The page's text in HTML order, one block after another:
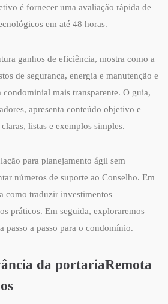
é fornecer uma avaliação rápida de
em até 48 horas.
ganhos de eficiência, mostra como a
de segurança, energia e manutenção e
condominial mais transparente. O guia,
apresenta conteúdo objetivo e
listas e exemplos simples.
para planejamento ágil sem
números de suporte ao Conselho. Em
como traduzir investimentos
práticos. Em seguida, exploraremos
passo a passo para o condomínio.
da portariaRemota